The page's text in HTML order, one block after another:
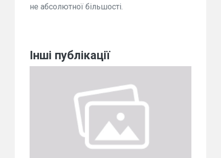
не абсолютної більшості.
Інші публікації